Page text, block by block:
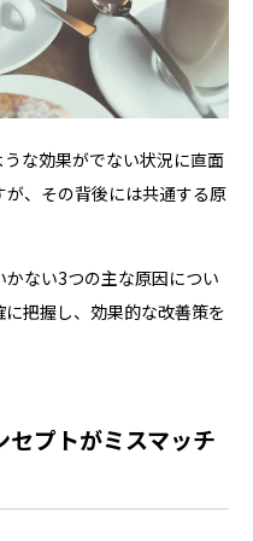
な効果がでない状況に直面
、その背後には共通する原
ない3つの主な原因につい
把握し、効果的な改善策を
セプトがミスマッチ